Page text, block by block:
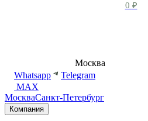
0 ₽
Москва
Whatsapp
Telegram
MAX
МоскваСанкт-Петербург
Компания